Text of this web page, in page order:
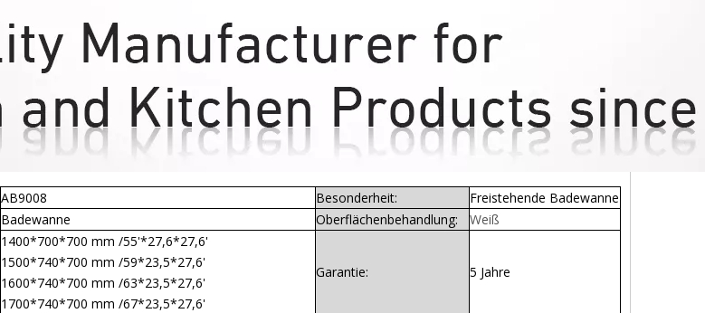
AB9008 Besonderheit:
Freistehende Badewanne
Badewanne Oberflächenbehandlung: Weiß
1400*700*700 mm /55'*27,6*27,6'
1500*740*700 mm /59*23,5*27,6'
1600*740*700 mm /63*23,5*27,6'
1700*740*700 mm /67*23,5*27,6'
Garantie: 5 Jahre